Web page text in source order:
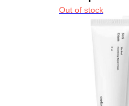
Out of stock